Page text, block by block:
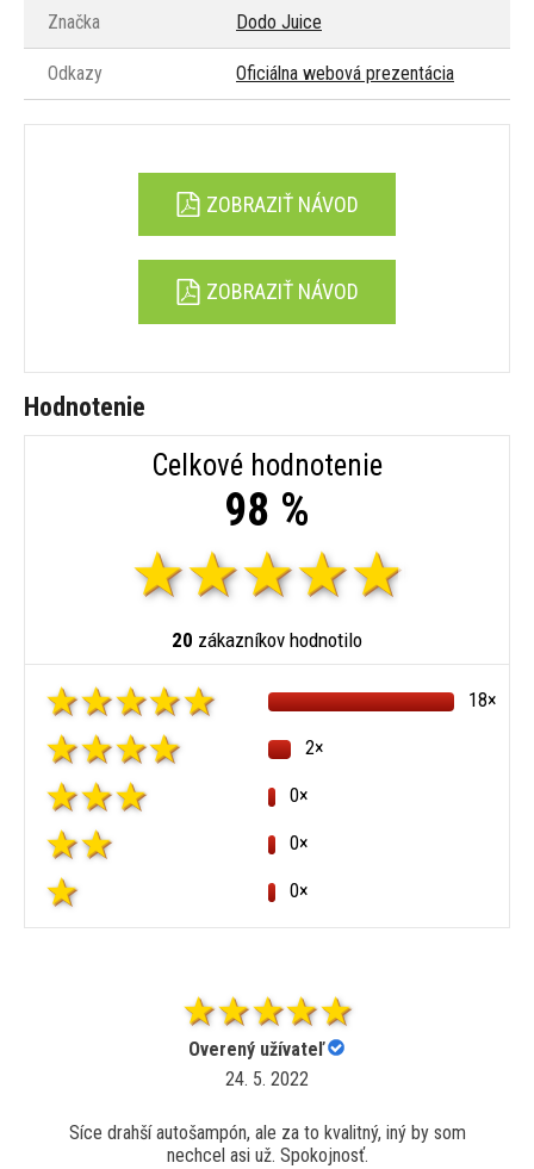
Značka Dodo Juice
Odkazy Oficiálna webová prezentácia
ZOBRAZIŤ NÁVOD
ZOBRAZIŤ NÁVOD
Hodnotenie
Celkové hodnotenie
98 %
20 zákazníkov hodnotilo
18×
2×
0×
0×
0×
Overený užívateľ
24. 5. 2022
Síce drahší autošampón, ale za to kvalitný, iný by som
nechcel asi už. Spokojnosť.